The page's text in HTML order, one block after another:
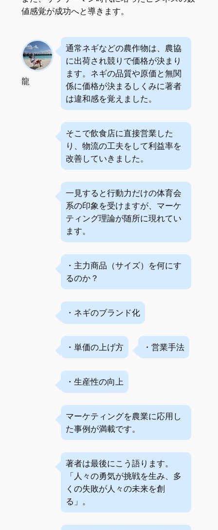
値感覚が成功へと導きます。
龍
通常ネギなどの農作物は、農協
に出荷され競りで価格が決まり
ます。ネギの品質や原価と無関
係に価格が決まるしくみに著者
は違和感を覚えました。
そこで飲食店に直接営業した
り、物流の工夫をして利益率を
改善していきました。
一見すると行動力だけの体育会
系の印象を受けますが、マーケ
ティング理論が随所に現れてい
ます。
・主力商品（サイズ）を何にす
るのか？
・ネギのブランド化
・単価の上げ方 ・営業手法
・生産性の向上
マーケティングを農業に応用し
た事例が満載です。
著者は最後にこう語ります。
「人々の勇気が挑戦を生み、多
くの失敗が人々の未来を創
る」。